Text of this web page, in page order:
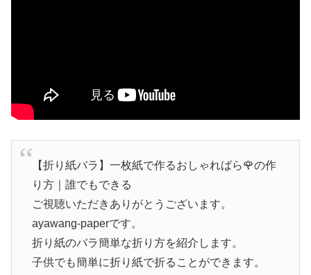
【折り紙バラ】一枚紙で作るおしゃればら🌹の作
り方｜誰でもできる
ご視聴いただきありがとうございます。
ayawang-paperです。
折り紙のバラ簡単な折り方を紹介します。
子供でも簡単に折り紙で折ることができます。